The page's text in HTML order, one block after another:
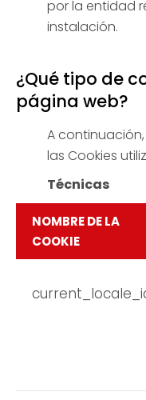
por la entidad
instalación.
¿Qué tipo de
página web?
A
las Cookies
Técnicas
NOMBRE DE LA
COOKIE